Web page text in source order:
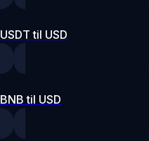
USDT til USD
BNB til USD